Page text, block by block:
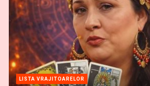
LISTA VRAJITOARELOR